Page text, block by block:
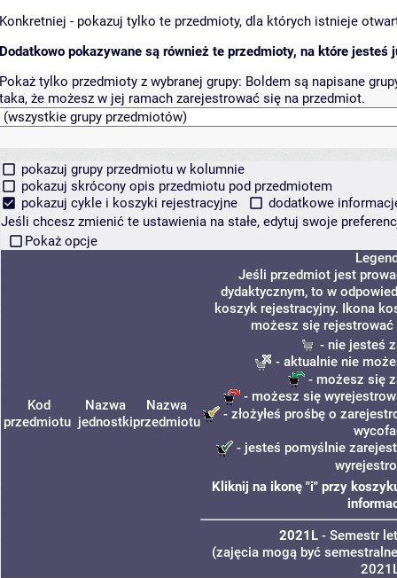
Konkretniej - pokazuj tylko te przedmioty, dla których istnieje
Dodatkowo pokazywane są również te przedmioty, na które jesteś
Pokaż tylko przedmioty z wybranej grupy: Boldem są napisane
taka, że możesz w jej ramach zarejestrować się na przedmiot.
pokazuj grupy przedmiotu w kolumnie
pokazuj skrócony opis przedmiotu pod przedmiotem
pokazuj cykle i koszyki rejestracyjne
dodatkowe
Jeśli chcesz zmienić te ustawienia na stałe, edytuj swoje
Pokaż opcje
Kod
przedmiotu
Nazwa
jednostki
Nazwa
przedmiotu
Jeśli przedmiot jest
dydaktycznym, to w
koszyk rejestracyjny. Ikona
możesz się rejestrować
- nie jesteś
- aktualnie nie
- możesz się
- możesz się
- złożyłeś prośbę o
- jesteś pomyślnie
Kliknij na ikonę "i" przy
2021L - Semestr
(zajęcia mogą być